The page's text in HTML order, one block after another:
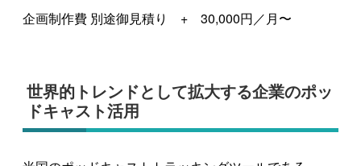
企画制作費 別途御見積り + 30,000円／月〜
世界的トレンドとして拡大する企業のポッ
ドキャスト活用